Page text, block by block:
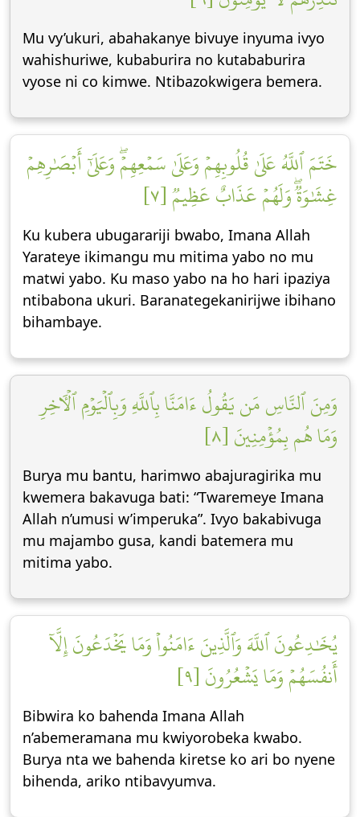
Mu vy’ukuri, abahakanye bivuye inyuma ivyo
wahishuriwe, kubaburira no kutababurira
vyose ni co kimwe. Ntibazokwigera bemera.
خَتَمَ ٱللَّهُ عَلَىٰ قُلُوبِهِمۡ وَعَلَىٰ سَمۡعِهِمۡۖ وَعَلَىٰٓ أَبۡصَٰرِهِمۡ
غِشَٰوَةٞۖ وَلَهُمۡ عَذَابٌ عَظِيمٞ [٧]
Ku kubera ubugarariji bwabo, Imana Allah
Yarateye ikimangu mu mitima yabo no mu
matwi yabo. Ku maso yabo na ho hari ipaziya
ntibabona ukuri. Baranategekanirijwe ibihano
bihambaye.
وَمِنَ ٱلنَّاسِ مَن يَقُولُ ءَامَنَّا بِٱللَّهِ وَبِٱلۡيَوۡمِ ٱلۡأٓخِرِ
وَمَا هُم بِمُؤۡمِنِينَ [٨]
Burya mu bantu, harimwo abajuragirika mu
kwemera bakavuga bati: “Twaremeye Imana
Allah n’umusi w’imperuka”. Ivyo bakabivuga
mu majambo gusa, kandi batemera mu
mitima yabo.
يُخَٰدِعُونَ ٱللَّهَ وَٱلَّذِينَ ءَامَنُواْ وَمَا يَخۡدَعُونَ إِلَّآ
أَنفُسَهُمۡ وَمَا يَشۡعُرُونَ [٩]
Bibwira ko bahenda Imana Allah
n’abemeramana mu kwiyorobeka kwabo.
Burya nta we bahenda kiretse ko ari bo nyene
bihenda, ariko ntibavyumva.